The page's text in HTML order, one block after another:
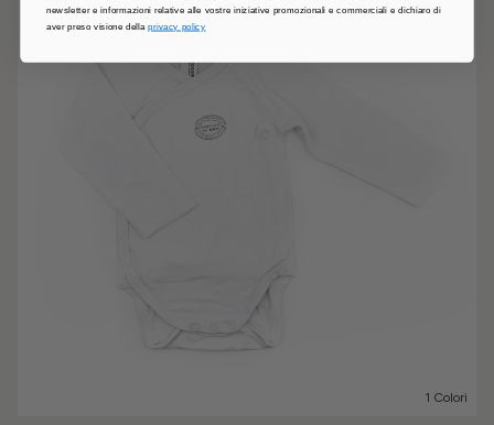
1 Colori
newsletter e informazioni relative alle vostre iniziative promozionali e commerciali e dichiaro di
aver preso visione dellaprivacy policy